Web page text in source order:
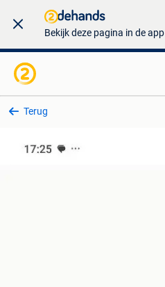
Bekijk deze pagina in de app
Terug